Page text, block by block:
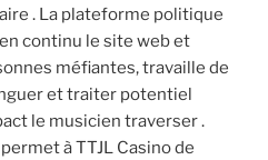
. La plateforme politique
continu le site web et
méfiantes, travaille de
et traiter potentiel
le musicien traverser .
à TTJL Casino de